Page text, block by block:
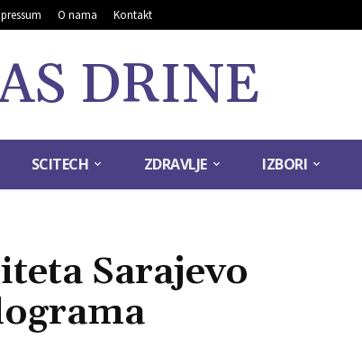
O nama Kontakt
DRINE
SCITECH ZDRAVLJE IZBORI
Sarajevo